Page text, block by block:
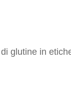
glutine in